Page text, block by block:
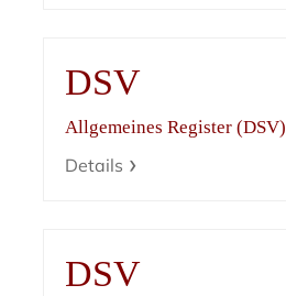
DSV
Allgemeines Register (DSV)
Details
DSV